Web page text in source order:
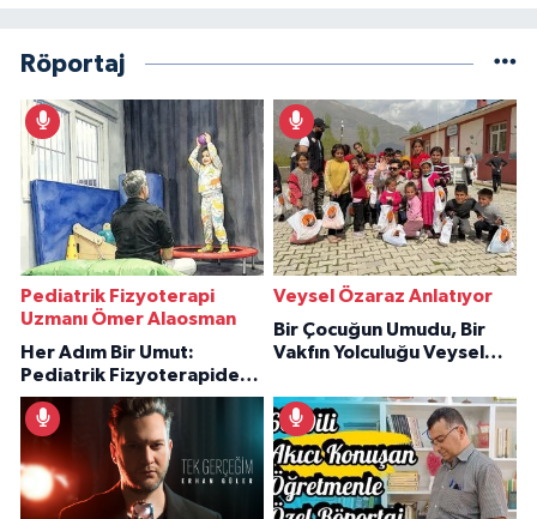
Röportaj
Pediatrik Fizyoterapi
Uzmanı Ömer Alaosman
Her Adım Bir Umut:
Pediatrik Fizyoterapiden
İlham Veren Hikâyeler
Veysel Özaraz Anlatıyor
Bir Çocuğun Umudu, Bir
Vakfın Yolculuğu Veysel